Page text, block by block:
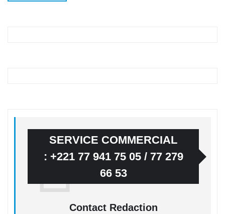
SERVICE COMMERCIAL
: +221 77 941 75 05 / 77 279
66 53
Contact Redaction